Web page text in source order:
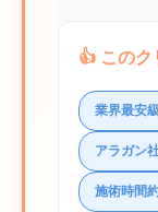
👍 このク
業界最安
アラガン
施術時間